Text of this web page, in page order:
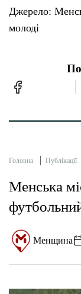
Джерело:
молоді
Головна Публікації
Менська
Менщина